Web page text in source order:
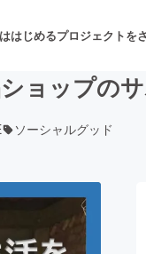
はじめるプロジェクトを
舞台・パフ
ョップの
ソーシャルグッド